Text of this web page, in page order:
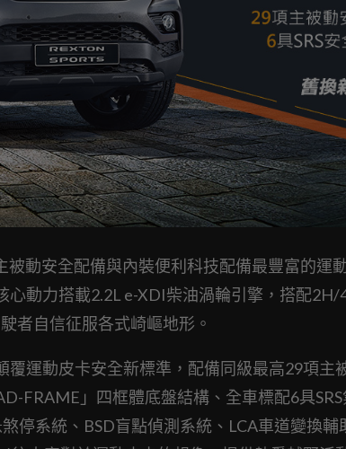
被動安全配備與內裝便利科技配備最豐富的運
心動力搭載2.2L e-XDI柴油渦輪引擎，搭配
者自信征服各式崎嶇地形。
覆運動皮卡安全新標準，配備同級最高29項主
FRAME」四框體底盤結構、全車標配6具
停系統、BSD盲點偵測系統、LCA車道變換輔